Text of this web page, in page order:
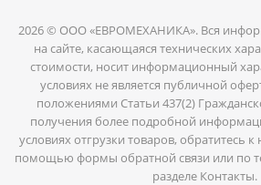
2026 © ООО «ЕВРОМЕХАНИКА». Вся
на сайте, касающаяся технических
стоимости, носит информационный
условиях не является публичной
положениями Статьи 437(2)
получения более подробной
условиях отгрузки товаров, обратитесь
помощью формы обратной связи или по
разделе Контакты.